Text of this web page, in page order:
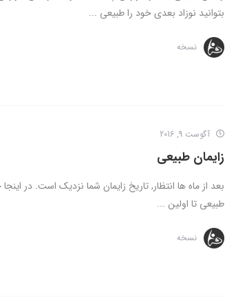
بتوانید نوزاد بعدی خود را طبیعی ...
نسخه
آگوست 9, 2016
زایمان طبیعی
بعد از ماه ها انتظار, تاریخ زایمان شما نزدیک است. در
طبیعی تا اولین ...
نسخه